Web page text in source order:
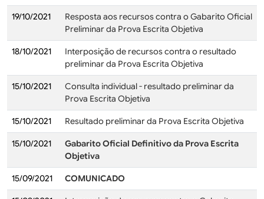
19/10/2021
Resposta aos recursos contra o Gabarito Oficial
Preliminar da Prova Escrita Objetiva
18/10/2021
Interposição de recursos contra o resultado
preliminar da Prova Escrita Objetiva
15/10/2021
Consulta individual - resultado preliminar da
Prova Escrita Objetiva
15/10/2021 Resultado preliminar da Prova Escrita Objetiva
15/10/2021
Gabarito Oficial Definitivo da Prova Escrita
Objetiva
15/09/2021 COMUNICADO